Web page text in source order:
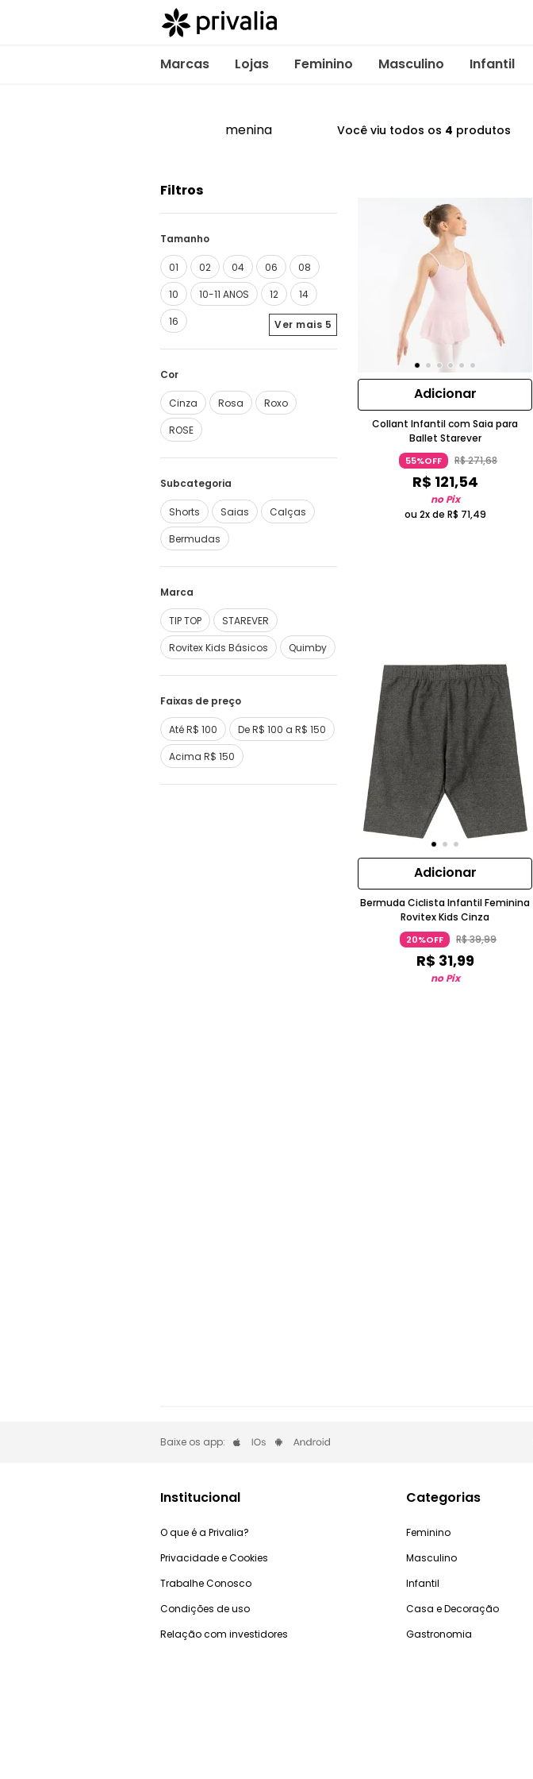
Marcas Lojas Feminino Masculino Infantil
menina Você viu todos os 4 produtos
Filtros
Tamanho
01 02 04 06
08
10
10-11 ANOS 12
14
16
Ver mais 5
Cor
Cinza Rosa
Roxo
ROSE
Subcategoria
Shorts Saias
Calças
Bermudas
Marca
TIP TOP
STAREVER
Rovitex Kids Básicos
Quimby
Faixas de preço
Até R$ 100
De R$ 100 a R$ 150
Acima R$ 150
Adicionar
Collant Infantil com Saia para
Ballet Starever
55%OFF R$271,68
R$ 121,54
no Pix
ou 2x de R$ 71,49
Adicionar
Bermuda Ciclista Infantil Feminina
Rovitex Kids Cinza
20%OFF R$39,99
R$ 31,99
no Pix
Baixe os app:
Institucional
O que é a Privalia?
Privacidade e Cookies
Trabalhe Conosco
Condições de uso
Relação com investidores
Categorias
Feminino
Masculino
Infantil
Casa e Decoração
Gastronomia